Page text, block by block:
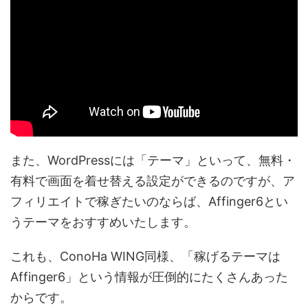
また、WordPressには「テーマ」といって、無料・
有料で画面を着せ替える設定ができるのですが、ア
フィリエイトで稼ぎたいのならば、Affinger6とい
うテーマをおすすめいたします。
これも、ConoHa WING同様、「稼げるテーマは
Affinger6」という情報が圧倒的にたくさんあった
からです。